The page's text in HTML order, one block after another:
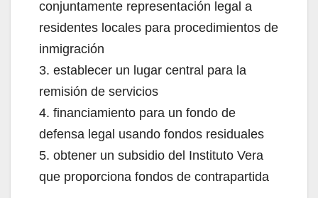
conjuntamente representación legal a
residentes locales para procedimientos de
inmigración
3. establecer un lugar central para la
remisión de servicios
4. financiamiento para un fondo de
defensa legal usando fondos residuales
5. obtener un subsidio del Instituto Vera
que proporciona fondos de contrapartida